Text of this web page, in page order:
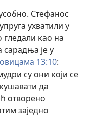
Стефанос
ухватили у
гледали као на
сарадња је у
13:10:
су они који се
да
отворено
заједно